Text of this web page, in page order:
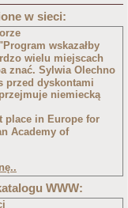
w sieci:
wskazałby
wielu miejscach
znać. Sylwia Olechno
przed dyskontami
niemiecką
place in Europe for
Academy of
WWW: